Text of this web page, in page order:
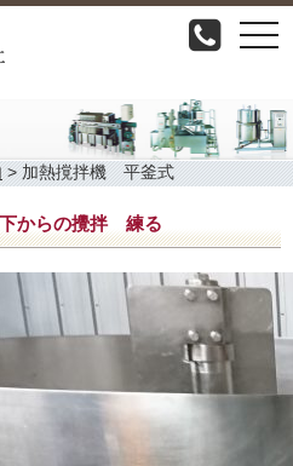
> 加熱撹拌機 平釜式
からの攪拌 練る